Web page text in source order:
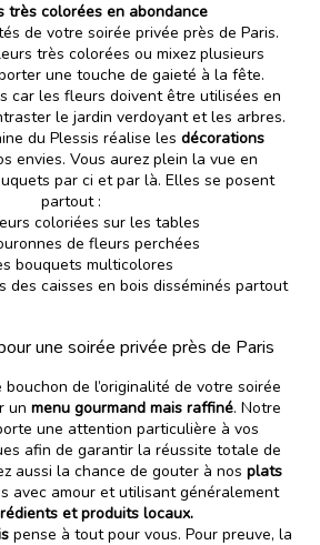
très colorées en abondance
de votre soirée privée près de Paris.
très colorées ou mixez plusieurs
une touche de gaieté à la fête.
car les fleurs doivent être utilisées en
le jardin verdoyant et les arbres.
du Plessis réalise les décorations
envies. Vous aurez plein la vue en
par ci et par là. Elles se posent
partout :
coloriées sur les tables
de fleurs perchées
bouquets multicolores
des caisses en bois disséminés partout
une soirée privée près de Paris
de l’originalité de votre soirée
un menu gourmand mais raffiné. Notre
une attention particulière à vos
afin de garantir la réussite totale de
aussi la chance de gouter à nos plats
avec amour et utilisant généralement
et produits locaux.
pense à tout pour vous. Pour preuve, la